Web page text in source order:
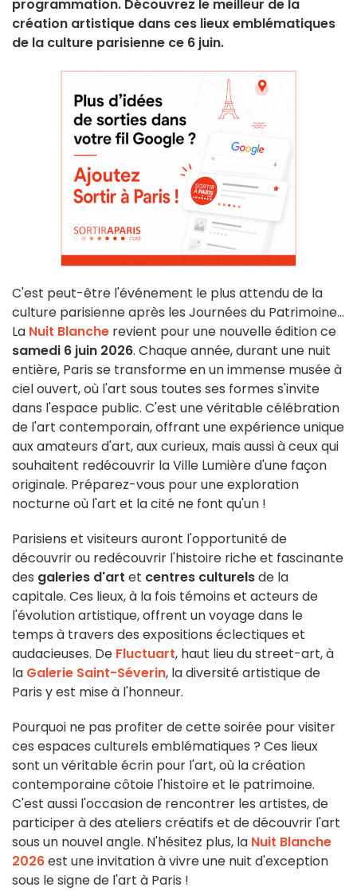
programmation. Découvrez le meilleur de la
création artistique dans ces lieux emblématiques
de la culture parisienne ce 6 juin.
C'est peut-être l'événement le plus attendu de la
culture parisienne après les Journées du Patrimoine...
La Nuit Blanche revient pour une nouvelle édition ce
samedi 6 juin 2026. Chaque année, durant une nuit
entière, Paris se transforme en un immense musée à
ciel ouvert, où l'art sous toutes ses formes s'invite
dans l'espace public. C'est une véritable célébration
de l'art contemporain, offrant une expérience unique
aux amateurs d'art, aux curieux, mais aussi à ceux qui
souhaitent redécouvrir la Ville Lumière d'une façon
originale. Préparez-vous pour une exploration
nocturne où l'art et la cité ne font qu'un !
Parisiens et visiteurs auront l'opportunité de
découvrir ou redécouvrir l'histoire riche et fascinante
des galeries d'art et centres culturelsde la
capitale. Ces lieux, à la fois témoins et acteurs de
l'évolution artistique, offrent un voyage dans le
temps à travers des expositions éclectiques et
audacieuses. De Fluctuart, haut lieu du street-art, à
la Galerie Saint-Séverin, la diversité artistique de
Paris y est mise à l'honneur.
Pourquoi ne pas profiter de cette soirée pour visiter
ces espaces culturels emblématiques ? Ces lieux
sont un véritable écrin pour l'art, où la création
contemporaine côtoie l'histoire et le patrimoine.
C'est aussi l'occasion de rencontrer les artistes, de
participer à des ateliers créatifs et de découvrir l'art
sous un nouvel angle. N'hésitez plus, la Nuit Blanche
2026est une invitation à vivre une nuit d'exception
sous le signe de l'art à Paris !